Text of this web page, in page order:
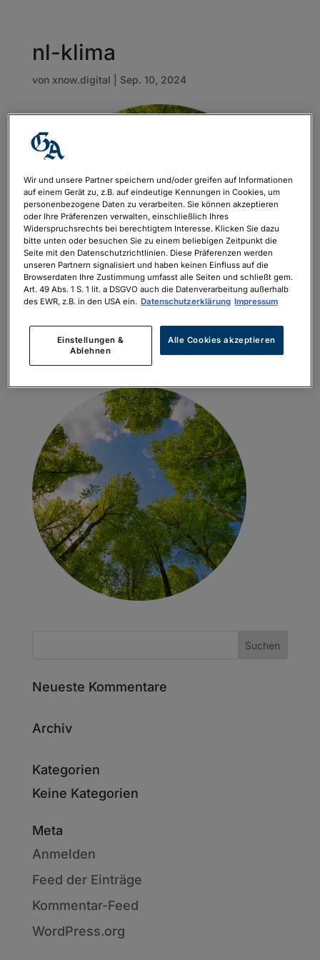
nl-klima
von xnow.digital Sep. 10, 2024
Neueste Kommentare
Archiv
Kategorien
Keine Kategorien
Meta
Anmelden
Feed der Einträge
Kommentar-Feed
WordPress.org
Wir und unsere Partner speichern und/oder greifen auf Informationen
auf einem Gerät zu, z.B. auf eindeutige Kennungen in Cookies, um
personenbezogene Daten zu verarbeiten. Sie können akzeptieren
oder Ihre Präferenzen verwalten, einschließlich Ihres
Widerspruchsrechts bei berechtigtem Interesse. Klicken Sie dazu
bitte unten oder besuchen Sie zu einem beliebigen Zeitpunkt die
Seite mit den Datenschutzrichtlinien. Diese Präferenzen werden
unseren Partnern signalisiert und haben keinen Einfluss auf die
Browserdaten Ihre Zustimmung umfasst alle Seiten und schließt gem.
Art. 49 Abs. 1 S. 1 lit. a DSGVO auch die Datenverarbeitung außerhalb
des EWR, z.B. in den USA ein. Datenschutzerklärung Impressum
Einstellungen &
Ablehnen
Alle Cookies akzeptieren